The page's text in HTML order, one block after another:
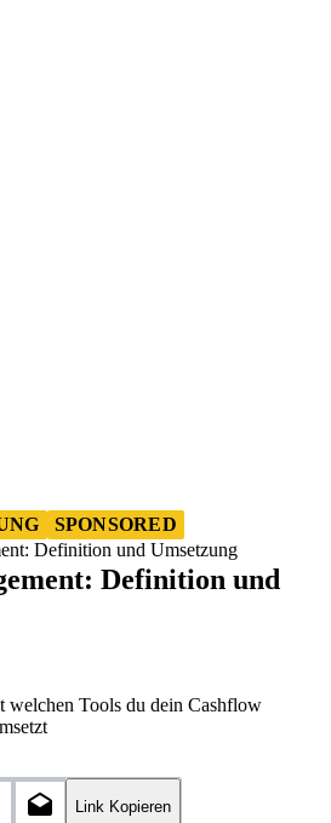
Definition und Umsetzung
SPONSORED
Definition und
welchen Tools du dein Cashflow
Link Kopieren